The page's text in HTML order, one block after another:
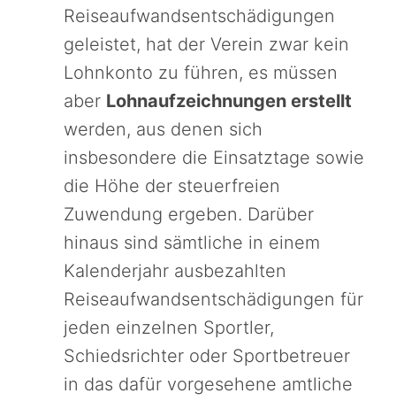
Reiseaufwandsentschädigungen
geleistet, hat der Verein zwar kein
Lohnkonto zu führen, es müssen
aber Lohnaufzeichnungen erstellt
werden, aus denen sich
insbesondere die Einsatztage sowie
die Höhe der steuerfreien
Zuwendung ergeben. Darüber
hinaus sind sämtliche in einem
Kalenderjahr ausbezahlten
Reiseaufwandsentschädigungen für
jeden einzelnen Sportler,
Schiedsrichter oder Sportbetreuer
in das dafür vorgesehene amtliche